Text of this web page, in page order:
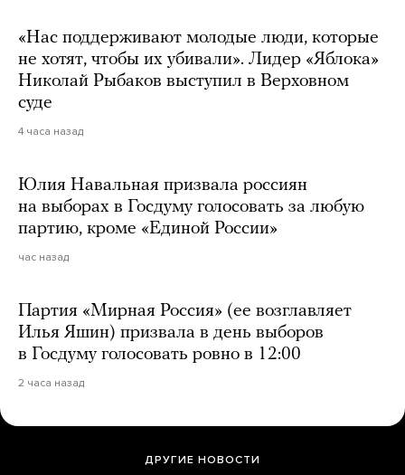
«Нас поддерживают молодые люди, которые
не хотят, чтобы их убивали». Лидер «Яблока»
Николай Рыбаков выступил в Верховном
суде
4 часа назад
Юлия Навальная призвала россиян
на выборах в Госдуму голосовать за любую
партию, кроме «Единой России»
час назад
Партия «Мирная Россия» (ее возглавляет
Илья Яшин) призвала в день выборов
в Госдуму голосовать ровно в 12:00
2 часа назад
ДРУГИЕ НОВОСТИ